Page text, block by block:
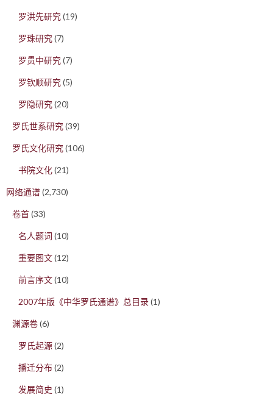
罗洪先研究(19)
罗珠研究(7)
罗贯中研究(7)
罗钦顺研究(5)
罗隐研究(20)
罗氏世系研究(39)
罗氏文化研究(106)
书院文化(21)
网络通谱(2,730)
卷首(33)
名人题词 (10)
重要图文(12)
前言序文(10)
2007年版《中华罗氏通谱》总目录(1)
渊源卷(6)
罗氏起源(2)
播迁分布(2)
发展简史 (1)